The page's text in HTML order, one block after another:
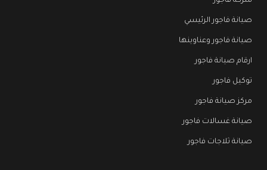
صيانة فاجور الرئيسي
صيانة فاجور وعناوينها
ارقام صيانة فاجور
توكيل فاجور
مركز صيانة فاجور
صيانة غسالات فاجور
صيانة ثلاجات فاجور